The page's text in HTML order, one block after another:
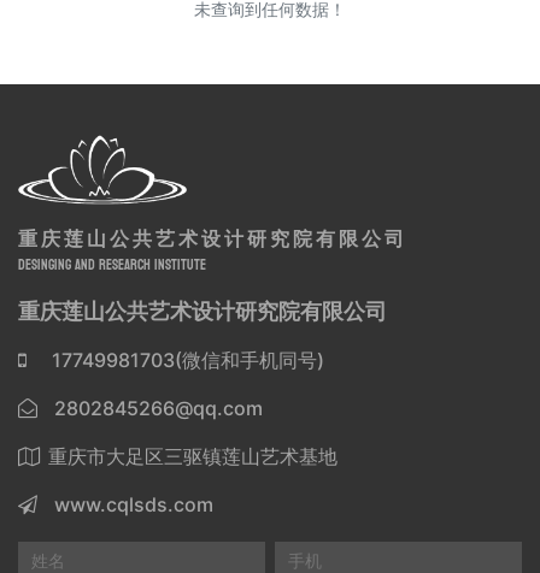
未查询到任何数据！
重庆莲山公共艺术设计研究院有限公司
DESINGING AND RESEARCH INSTITUTE
重庆莲山公共艺术设计研究院有限公司
17749981703(微信和手机同号)
2802845266@qq.com
重庆市大足区三驱镇莲山艺术基地
www.cqlsds.com